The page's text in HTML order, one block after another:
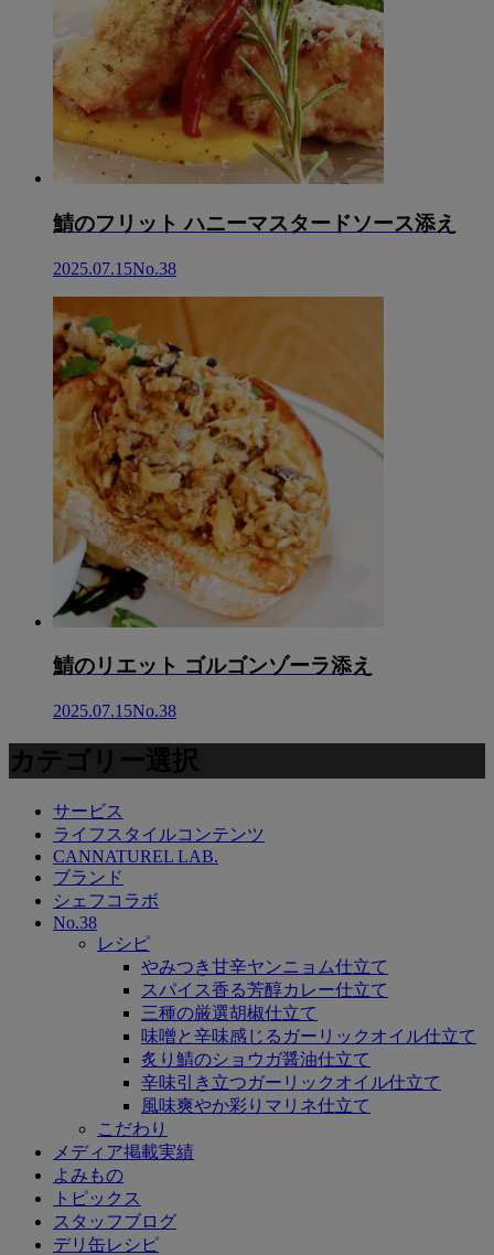
鯖のフリット ハニーマスタードソース添え
2025.07.15No.38
鯖のリエット ゴルゴンゾーラ添え
2025.07.15No.38
カテゴリー選択
サービス
ライフスタイルコンテンツ
CANNATUREL LAB.
ブランド
シェフコラボ
No.38
レシピ
やみつき甘辛ヤンニョム仕立て
スパイス香る芳醇カレー仕立て
三種の厳選胡椒仕立て
味噌と辛味感じるガーリックオイル仕立て
炙り鯖のショウガ醤油仕立て
辛味引き立つガーリックオイル仕立て
風味爽やか彩りマリネ仕立て
こだわり
メディア掲載実績
よみもの
トピックス
スタッフブログ
デリ缶レシピ